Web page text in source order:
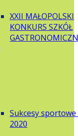
XXII MAŁOPOLSKI
KONKURS SZKÓŁ
Sukcesy sportowe
2020